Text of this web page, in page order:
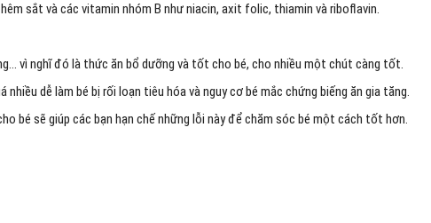
sắt và các vitamin nhóm B như niacin, axit folic, thiamin và riboflavin.
vì nghĩ đó là thức ăn bổ dưỡng và tốt cho bé, cho nhiều một chút càng tốt.
dễ làm bé bị rối loạn tiêu hóa và nguy cơ bé mắc chứng biếng ăn gia tăng.
bé sẽ giúp các bạn hạn chế những lỗi này để chăm sóc bé một cách tốt hơn.